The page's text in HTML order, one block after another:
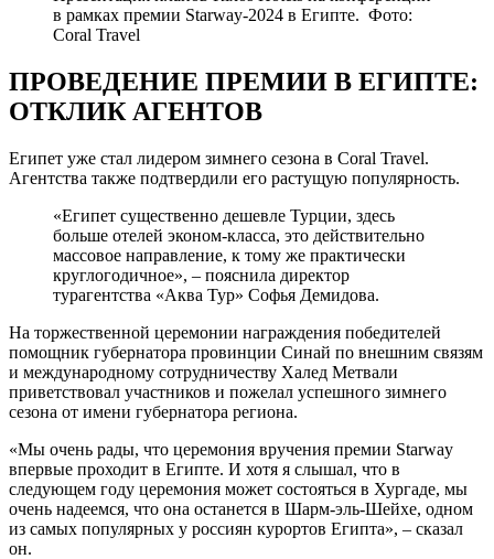
в рамках премии Starway-2024 в Египте. ​ Фото:
Coral Travel ​
ПРОВЕДЕНИЕ ПРЕМИИ В ЕГИПТЕ:
ОТКЛИК АГЕНТОВ
Египет уже стал лидером зимнего сезона в Coral Travel.
Агентства также подтвердили его растущую популярность.
«Египет существенно дешевле Турции, здесь
больше отелей эконом-класса, это действительно
массовое направление, к тому же практически
круглогодичное», – пояснила директор
турагентства «Аква Тур» Софья Демидова.
На торжественной церемонии награждения победителей
помощник губернатора провинции Синай по внешним связям
и международному сотрудничеству Халед Метвали
приветствовал участников и пожелал успешного зимнего
сезона от имени губернатора региона.
«Мы очень рады, что церемония вручения премии Starway
впервые проходит в Египте. И хотя я слышал, что в
следующем году церемония может состояться в Хургаде, мы
очень надеемся, что она останется в Шарм-эль-Шейхе, одном
из самых популярных у россиян курортов Египта», – сказал
он.